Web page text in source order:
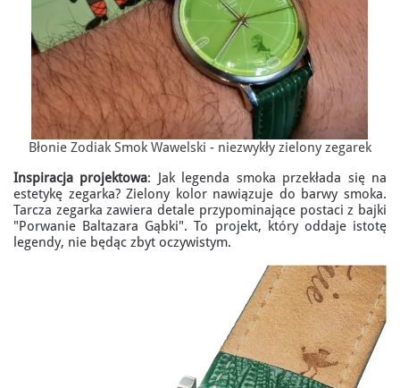
Błonie Zodiak Smok Wawelski - niezwykły zielony zegarek
Inspiracja projektowa: Jak legenda smoka przekłada się na
estetykę zegarka? Zielony kolor nawiązuje do barwy smoka.
Tarcza zegarka zawiera detale przypominające postaci z bajki
"Porwanie Baltazara Gąbki". To projekt, który oddaje istotę
legendy, nie będąc zbyt oczywistym.